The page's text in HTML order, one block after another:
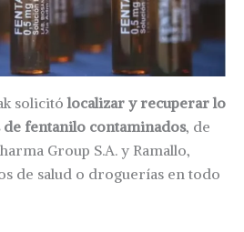
solicitólocalizar y recuperar lo
de fentanilo contaminados, de
Group S.A. y Ramallo,
de salud o droguerías en todo